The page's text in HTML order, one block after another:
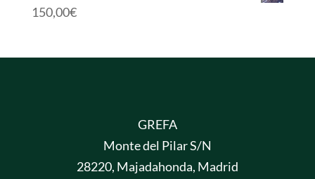
150,00€
GREFA
Monte del Pilar S/N
28220, Majadahonda, Madrid